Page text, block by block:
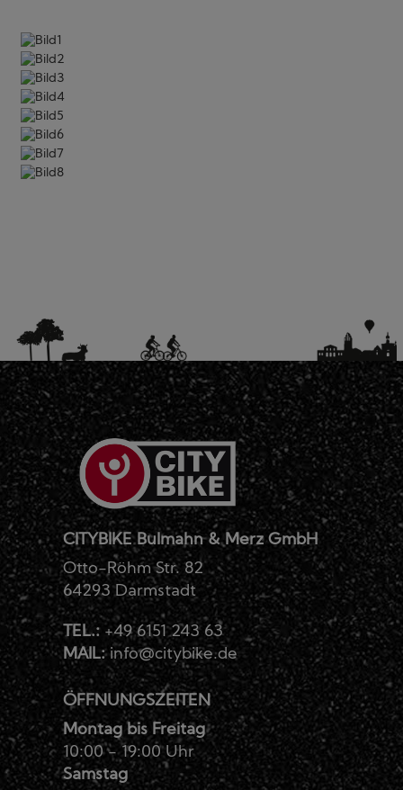
CITYBIKE Bulmahn & Merz GmbH
Otto-Röhm Str. 82
64293 Darmstadt
TEL.: +49 6151 243 63
MAIL: info@citybike.de
ÖFFNUNGSZEITEN
Montag bis Freitag
10:00 - 19:00 Uhr
Samstag